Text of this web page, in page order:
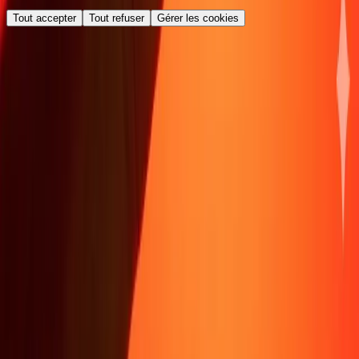
Tout accepter Tout refuser Gérer les cookies